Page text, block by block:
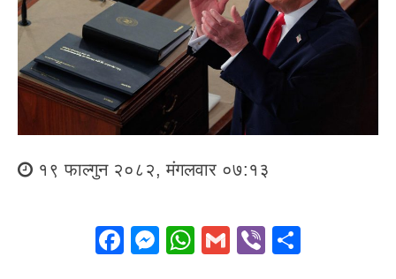
१९ फाल्गुन २०८२, मंगलवार ०७:१३
F
M
W
G
Vi